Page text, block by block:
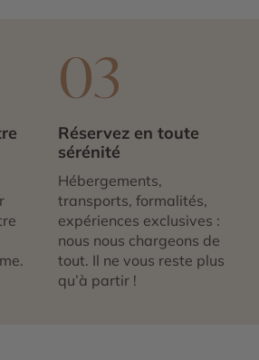
03
Réservez en toute
sérénité
Hébergements,
transports, formalités,
expériences exclusives :
nous nous chargeons de
tout. Il ne vous reste plus
qu’à partir !